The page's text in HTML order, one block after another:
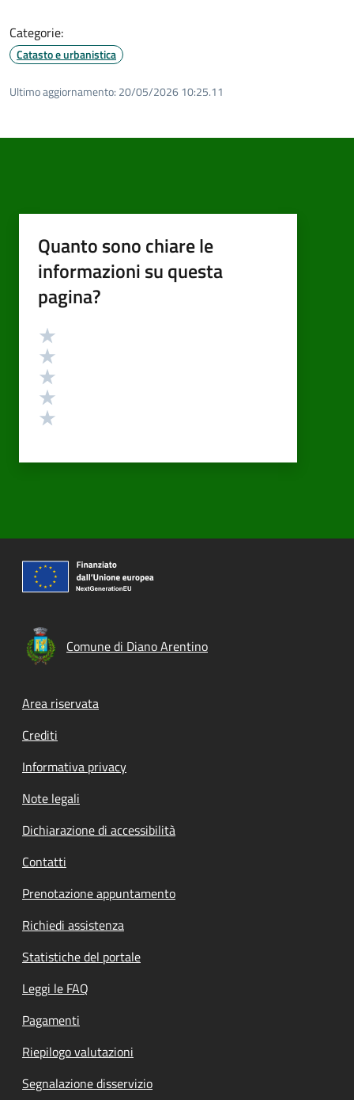
Categorie:
Catasto e urbanistica
Ultimo aggiornamento: 20/05/2026 10:25.11
Quanto sono chiare le
informazioni su questa
pagina?
Valutazione
Comune di Diano Arentino
Footer menu
Area riservata
Crediti
Informativa privacy
Note legali
Dichiarazione di accessibilità
Contatti
Prenotazione appuntamento
Richiedi assistenza
Statistiche del portale
Leggi le FAQ
Pagamenti
Riepilogo valutazioni
Segnalazione disservizio